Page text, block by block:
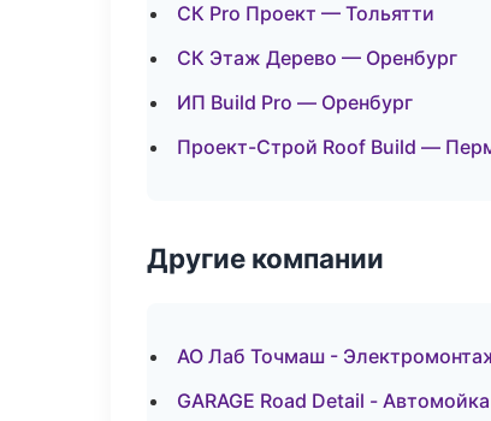
СК Pro Проект — Тольятти
СК Этаж Дерево — Оренбург
ИП Build Pro — Оренбург
Проект-Строй Roof Build —
Другие компании
АО Лаб Точмаш -
GARAGE Road Detail -